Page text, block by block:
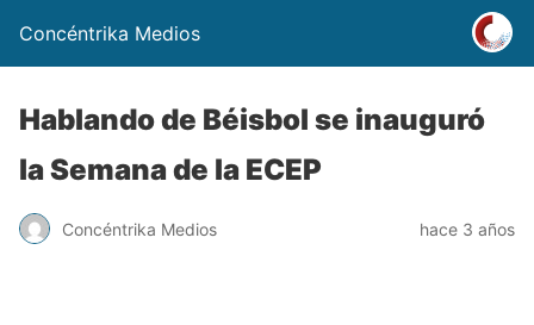
Concéntrika Medios
Hablando de Béisbol se inauguró
la Semana de la ECEP
Concéntrika Medios hace 3 años